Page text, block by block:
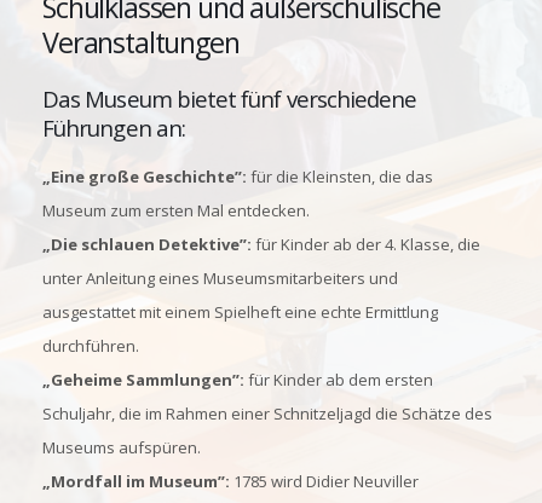
Veranstaltungen
Das Museum bietet fünf verschiedene
Führungen an:
„Eine große Geschichte”: für die Kleinsten, die das
Museum zum ersten Mal entdecken.
„Die schlauen Detektive”: für Kinder ab der 4. Klasse, die
unter Anleitung eines Museumsmitarbeiters und
ausgestattet mit einem Spielheft eine echte Ermittlung
durchführen.
„Geheime Sammlungen”: für Kinder ab dem ersten
Schuljahr, die im Rahmen einer Schnitzeljagd die Schätze des
Museums aufspüren.
„Mordfall im Museum”: 1785 wird Didier Neuviller